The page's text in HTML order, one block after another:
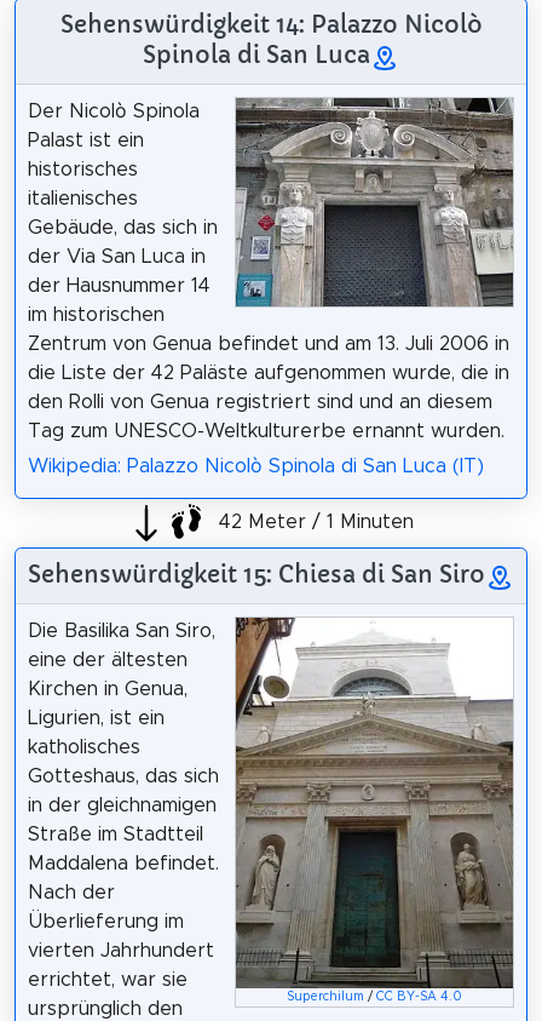
Sehenswürdigkeit 14: Palazzo Nicolò
Spinola di San Luca
Der Nicolò Spinola
Palast ist ein
historisches
italienisches
Gebäude, das sich in
der Via San Luca in
der Hausnummer 14
im historischen
Zentrum von Genua befindet und am 13. Juli 2006 in
die Liste der 42 Paläste aufgenommen wurde, die in
den Rolli von Genua registriert sind und an diesem
Tag zum UNESCO-Weltkulturerbe ernannt wurden.
Wikipedia: Palazzo Nicolò Spinola di San Luca (IT)
42 Meter / 1 Minuten
Sehenswürdigkeit 15: Chiesa di San Siro
Superchilum /CC BY-SA 4.0
Die Basilika San Siro,
eine der ältesten
Kirchen in Genua,
Ligurien, ist ein
katholisches
Gotteshaus, das sich
in der gleichnamigen
Straße im Stadtteil
Maddalena befindet.
Nach der
Überlieferung im
vierten Jahrhundert
errichtet, war sie
ursprünglich den